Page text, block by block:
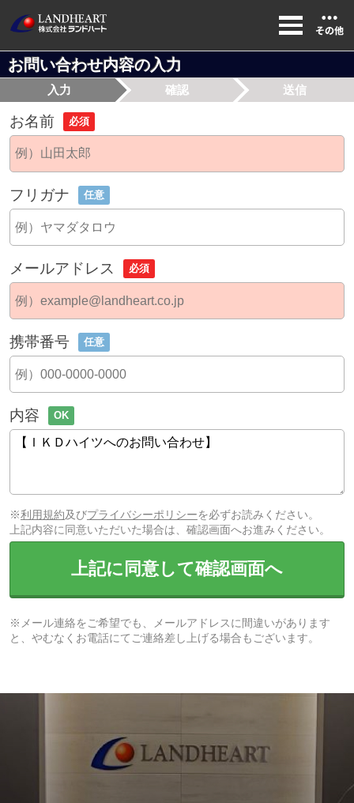
お問い合わせ内容の入力
入力 確認 送信
お名前 必須
フリガナ 任意
メールアドレス 必須
携帯番号 任意
内容 OK
※利用規約及びプライバシーポリシーを必ずお読みください。
上記内容に同意いただいた場合は、確認画面へお進みください。
上記に同意して確認画面へ
※メール連絡をご希望でも、メールアドレスに間違いがあります
と、やむなくお電話にてご連絡差し上げる場合もございます。